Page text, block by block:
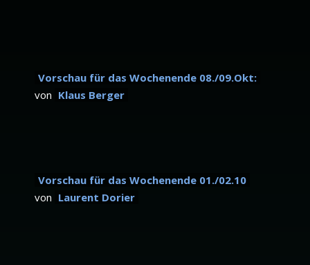
Vorschau für das Wochenende 08./09.Okt:
von Klaus Berger
Vorschau für das Wochenende 01./02.10
von Laurent Dorier